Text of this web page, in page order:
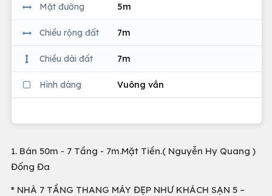
Mặt đường 5m
Chiều rộng đất 7m
Chiều dài đất 7m
Hình dáng Vuông vắn
1. Bán 50m - 7 Tầng - 7m.Mặt Tiền.( Nguyễn Hy Quang )
Đống Đa
* NHÀ 7 TẦNG THANG MÁY ĐẸP NHƯ KHÁCH SẠN 5 –